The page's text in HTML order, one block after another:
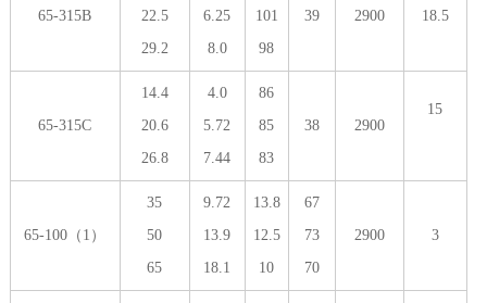
65-315B
22.5
29.2
6.25
8.0
101
98
39 2900 18.5
65-315C
14.4
20.6
26.8
4.0
5.72
7.44
86
85
83
38 2900
15
65-100（1）
35
50
65
9.72
13.9
18.1
13.8
12.5
10
67
73
70
2900 3